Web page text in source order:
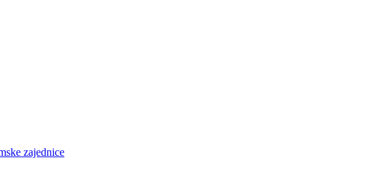
zajednice